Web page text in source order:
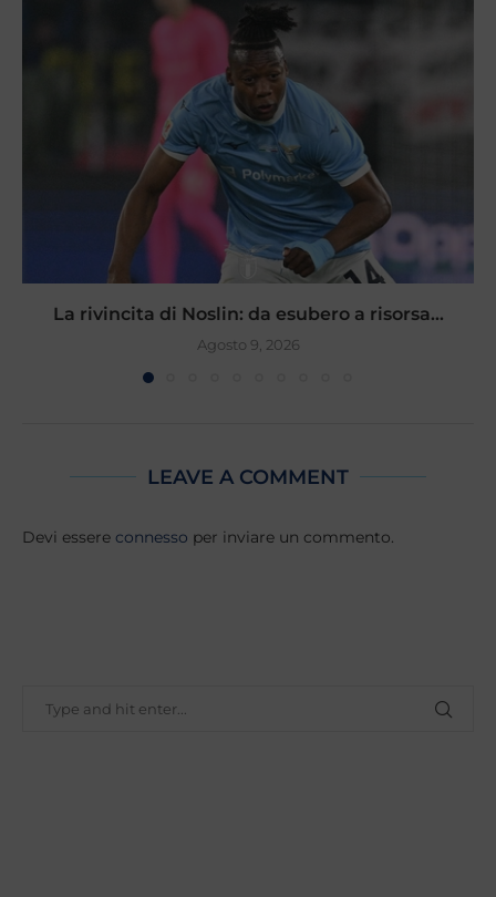
La rivincita di Noslin: da esubero a risorsa...
Agosto 9, 2026
LEAVE A COMMENT
Devi essere connesso per inviare un commento.